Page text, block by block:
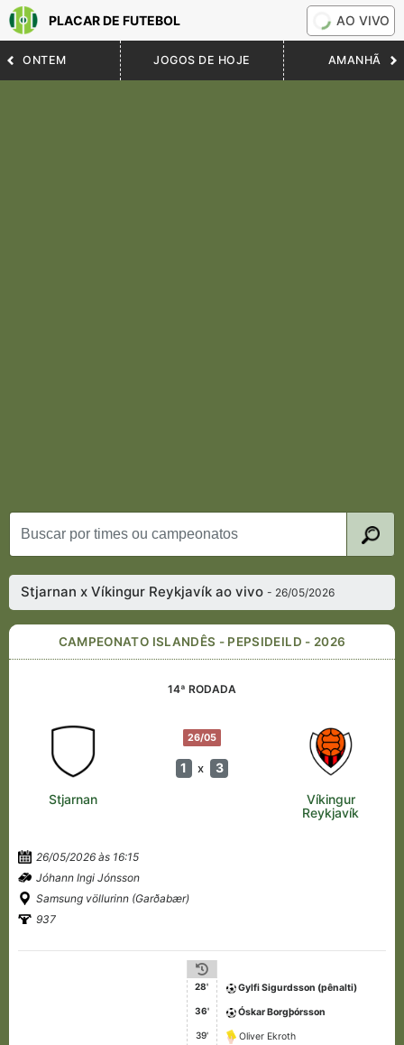
PLACAR DE FUTEBOL AO VIVO
ONTEM JOGOS DE HOJE AMANHÃ
Stjarnan x Víkingur Reykjavík ao vivo- 26/05/2026
CAMPEONATO ISLANDÊS - PEPSIDEILD - 2026
14ª RODADA
26/05
1 x 3
Stjarnan
Víkingur
Reykjavík
26/05/2026 às 16:15
Jóhann Ingi Jónsson
Samsung völlurinn (Garðabær)
937
28' Gylfi Sigurdsson (pênalti)
36' Óskar Borgþórsson
39' Oliver Ekroth